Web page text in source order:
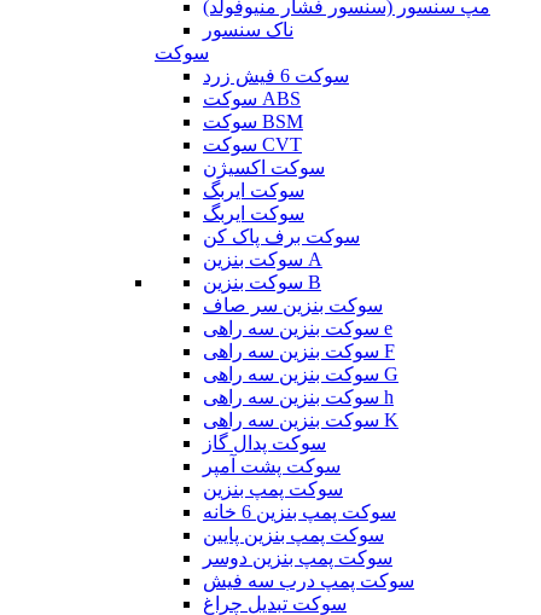
مپ سنسور (سنسور فشار منیوفولد)
ناک سنسور
سوکت
سوکت 6 فیش زرد
سوکت ABS
سوکت BSM
سوکت CVT
سوکت اکسیژن
سوکت ایربگ
سوکت ایربگ
سوکت برف پاک کن
سوکت بنزین A
سوکت بنزین B
سوکت بنزین سر صاف
سوکت بنزین سه راهی e
سوکت بنزین سه راهی F
سوکت بنزین سه راهی G
سوکت بنزین سه راهی h
سوکت بنزین سه راهی K
سوکت پدال گاز
سوکت پشت آمپر
سوکت پمپ بنزین
سوکت پمپ بنزین 6 خانه
سوکت پمپ بنزین پایین
سوکت پمپ بنزین دوسر
سوکت پمپ درب سه فیش
سوکت تبدیل چراغ